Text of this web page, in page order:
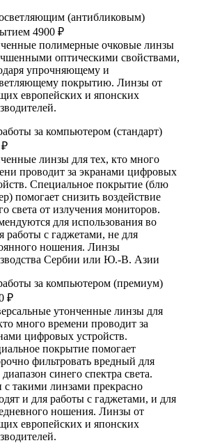
(антибликовым)
4900 ₽
полимерные очковые линзы
оптическими свойствами,
упрочняющему и
покрытию. Линзы от
европейских и японских
за компьютером (стандарт)
₽
линзы для тех, кто много
проводит за экранами цифровых
Специальное покрытие (блю
помогает снизить воздействие
света от излучения мониторов.
для использования во
работы с гаджетами, не для
ношения. Линзы
Сербии или Ю.-В. Азии
за компьютером (премиум)
₽
утонченные линзы для
много времени проводит за
цифровых устройств.
покрытие помогает
фильтровать вредный для
диапазон синего спектра света.
такими линзами прекрасно
и для работы с гаджетами, и для
ношения. Линзы от
европейских и японских